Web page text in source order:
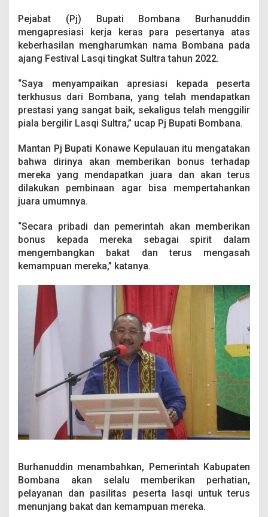
,
K
e
n
r
i
U
a
n
e
u
d
a
n
o
a
Pejabat (Pj) Bupati Bombana Burhanuddin
mengapresiasi kerja keras para pesertanya atas
keberhasilan mengharumkan nama Bombana pada
ajang Festival Lasqi tingkat Sultra tahun 2022.
“Saya menyampaikan apresiasi kepada peserta
terkhusus dari Bombana, yang telah mendapatkan
prestasi yang sangat baik, sekaligus telah menggilir
piala bergilir Lasqi Sultra,” ucap Pj Bupati Bombana.
Mantan Pj Bupati Konawe Kepulauan itu mengatakan
bahwa dirinya akan memberikan bonus terhadap
mereka yang mendapatkan juara dan akan terus
dilakukan pembinaan agar bisa mempertahankan
juara umumnya.
“Secara pribadi dan pemerintah akan memberikan
bonus kepada mereka sebagai spirit dalam
mengembangkan bakat dan terus mengasah
kemampuan mereka,” katanya.
Burhanuddin menambahkan, Pemerintah Kabupaten
Bombana akan selalu memberikan perhatian,
pelayanan dan pasilitas peserta lasqi untuk terus
menunjang bakat dan kemampuan mereka.